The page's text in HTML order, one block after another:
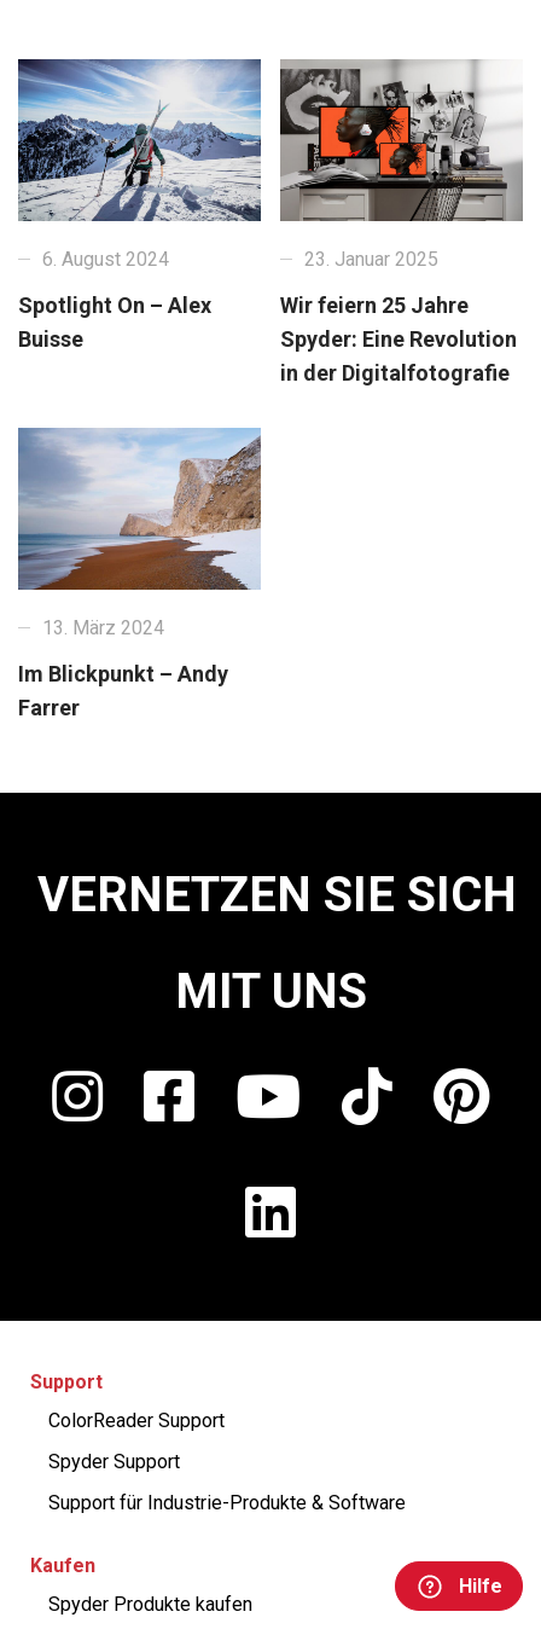
6. August 2024
Spotlight On – Alex
Buisse
23. Januar 2025
Wir feiern 25 Jahre
Spyder: Eine Revolution
in der Digitalfotografie
13. März 2024
Im Blickpunkt – Andy
Farrer
VERNETZEN SIE SICH
MIT UNS
Support
ColorReader Support
Spyder Support
Support für Industrie-Produkte & Software
Kaufen
Spyder Produkte kaufen
Hilfe